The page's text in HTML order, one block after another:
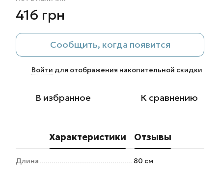
416 грн
Сообщить, когда появится
Войти для отображения накопительной скидки
В избранное К сравнению
Характеристики Отзывы
Длина 80 см